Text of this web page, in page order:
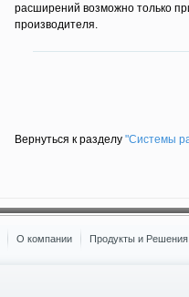
расширений возможно только
производителя.
Вернуться к разделу "Системы
О компании Продукты и Решения